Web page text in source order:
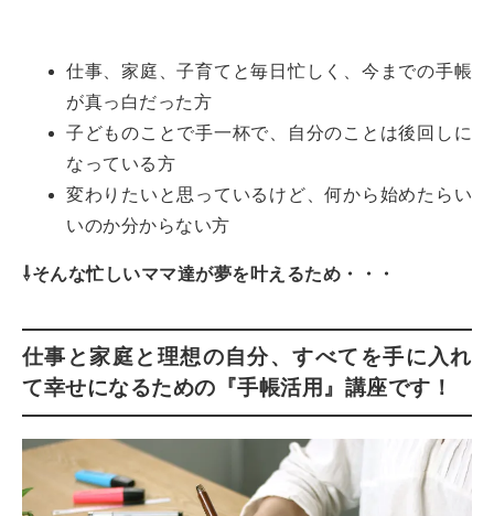
仕事、家庭、子育てと毎日忙しく、今までの手帳
が真っ白だった方
子どものことで手一杯で、自分のことは後回しに
なっている方
変わりたいと思っているけど、何から始めたらい
いのか分からない方
⇩そんな忙しいママ達が夢を叶えるため・・・
仕事と家庭と理想の自分、すべてを手に入れ
て幸せになるための『手帳活用』講座です！